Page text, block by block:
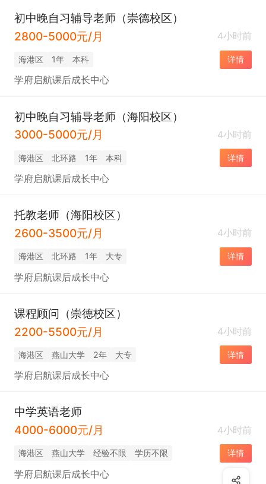
初中晚自习辅导老师（崇德校区）
2800-5000元/月
4小时前
海港区 1年 本科 详情
学府启航课后成长中心
初中晚自习辅导老师（海阳校区）
3000-5000元/月
4小时前
海港区 北环路 1年 本科 详情
学府启航课后成长中心
托教老师（海阳校区）
2600-3500元/月
4小时前
海港区 北环路 1年 大专 详情
学府启航课后成长中心
课程顾问（崇德校区）
2200-5500元/月
4小时前
海港区 燕山大学 2年 大专 详情
学府启航课后成长中心
中学英语老师
4000-6000元/月
4小时前
海港区 燕山大学 经验不限 学历不限 详情
学府启航课后成长中心